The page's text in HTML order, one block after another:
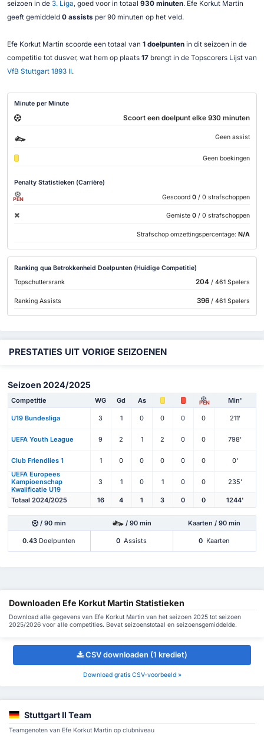
seizoen in de 3. Liga, goed voor in totaal 930 minuten. Efe Korkut Martin
geeft gemiddeld 0 assists per 90 minuten op het veld.
Efe Korkut Martin scoorde een totaal van 1 doelpuntenin dit seizoen in de
competitie tot dusver, wat hem op plaats 17brengt in de Topscorers Lijst van
VfB Stuttgart 1893 II.
Minute per Minute
Scoort een doelpunt elke 930 minuten
Geen assist
Geen boekingen
Penalty Statistieken (Carrière)
PEN Gescoord 0 / 0 strafschoppen
Gemiste 0 / 0 strafschoppen
Strafschop omzettingspercentage: N/A
Ranking qua Betrokkenheid Doelpunten (Huidige Competitie)
Topschuttersrank
204/ 461 Spelers
Ranking Assists 396/ 461 Spelers
PRESTATIES UIT VORIGE SEIZOENEN
Seizoen 2024/2025
Competitie WG Gd As PEN Min'
U19 Bundesliga 3 1 0 0 0 0 211'
UEFA Youth League 9 2 1 2 0 0 798'
Club Friendlies 1 1 0 0 0 0 0
0'
UEFA Europees
Kampioenschap
Kwalificatie U19
3 1 0 1 0 0 235'
Totaal 2024/2025 16 4 1 3 0 0 1244'
/ 90 min / 90 min Kaarten / 90 min
0.43 Doelpunten 0 Assists 0 Kaarten
Downloaden Efe Korkut Martin Statistieken
Download alle gegevens van Efe Korkut Martin van het seizoen 2025 tot seizoen
2025/2026 voor alle competities. Bevat seizoenstotaal en seizoensgemiddelde.
CSV downloaden (1 krediet)
Download gratis CSV-voorbeeld »
Stuttgart II Team
Teamgenoten van Efe Korkut Martin op clubniveau